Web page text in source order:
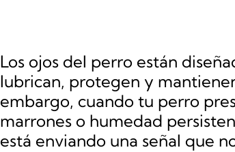
Los ojos del perro están
lubrican, protegen y
embargo, cuando tu perro
marrones o humedad
está enviando una señal que